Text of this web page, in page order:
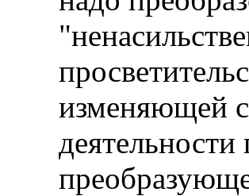
изменяющей